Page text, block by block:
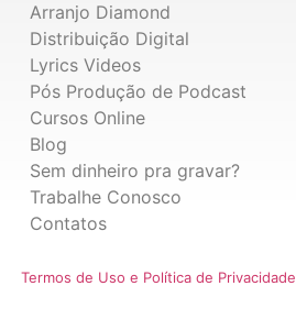
Arranjo Diamond
Distribuição Digital
Lyrics Videos
Pós Produção de Podcast
Cursos Online
Blog
Sem dinheiro pra gravar?
Trabalhe Conosco
Contatos
Termos de Uso e Política de Privacidade